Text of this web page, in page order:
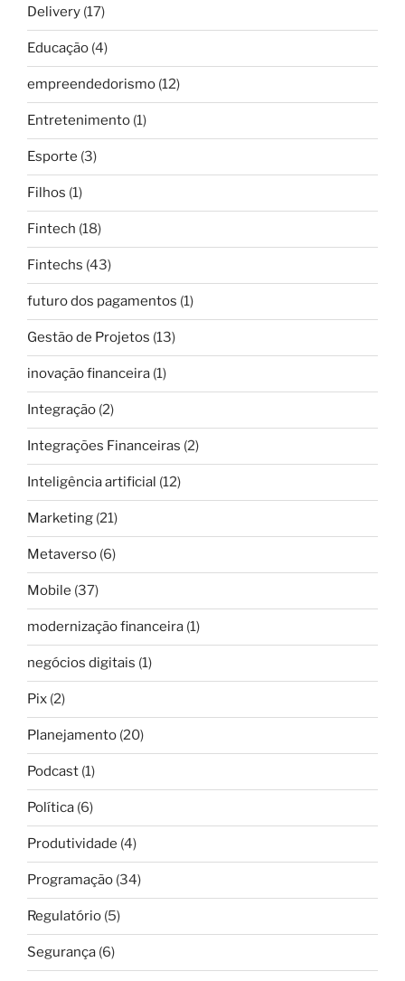
Delivery (17)
Educação (4)
empreendedorismo (12)
Entretenimento (1)
Esporte (3)
Filhos (1)
Fintech (18)
Fintechs (43)
futuro dos pagamentos (1)
Gestão de Projetos (13)
inovação financeira (1)
Integração (2)
Integrações Financeiras (2)
Inteligência artificial (12)
Marketing (21)
Metaverso (6)
Mobile (37)
modernização financeira (1)
negócios digitais (1)
Pix (2)
Planejamento (20)
Podcast (1)
Política (6)
Produtividade (4)
Programação (34)
Regulatório (5)
Segurança (6)